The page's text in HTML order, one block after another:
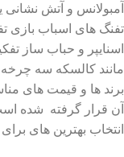
آمبولانس و آتش نشانی
تفنگ های اسباب بازی
اسنایپر و حباب ساز
مانند کالسکه سه چرخه
برند ها و قیمت های
آن قرار گرفته شده
انتخاب بهترین های